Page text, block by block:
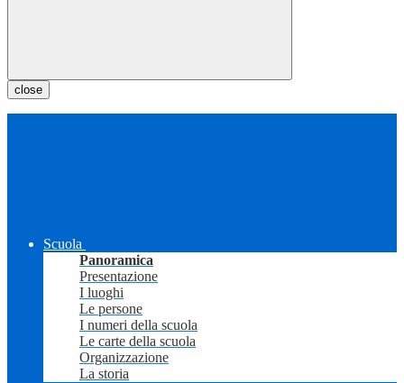
close
Scuola
Panoramica
Presentazione
I luoghi
Le persone
I numeri della scuola
Le carte della scuola
Organizzazione
La storia